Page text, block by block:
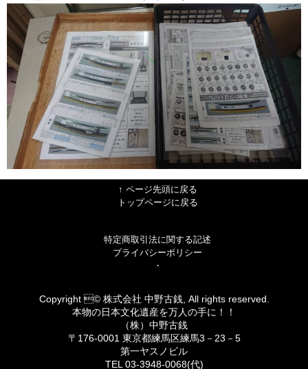
↑ ページ先頭に戻る
トップページに戻る
特定商取引法に関する記述
プライバシーポリシー
・
Copyright © 株式会社 中野古銭, All rights reserved.
本物の日本文化遺産を万人の手に！！
（株）中野古銭
〒176-0001 東京都練馬区練馬3－23－5
第一ヤスノビル
TEL 03-3948-0068(代)